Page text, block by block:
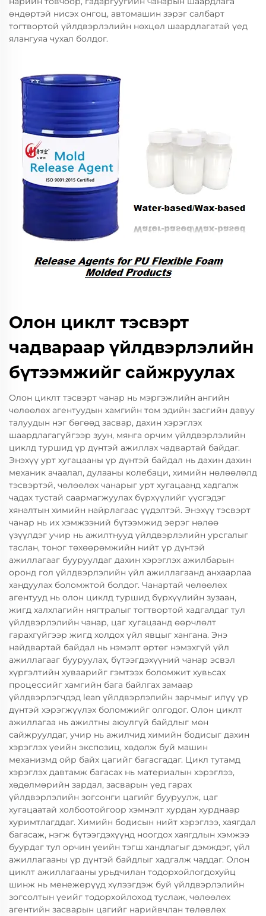
өндөртэй нисэх онгоц, автомашин зэрэг салбарт
тогтвортой үйлдвэрлэлийн нөхцөл шаардлагатай үед
ялангуяа чухал болдог.
Олон циклт тэсвэрт
чадвараар үйлдвэрлэлийн
бүтээмжийг сайжруулах
Олон циклт тэсвэрт чанар нь мэргэжлийн ангийн
чөлөөлөх агентуудын хамгийн том эдийн засгийн давуу
талуудын нэг бөгөөд засвар, дахин хэрэглэх
шаардлагагүйгээр зуун, мянга орчим үйлдвэрлэлийн
циклд туршид үр дүнтэй ажиллах чадвартай байдаг.
Энэхүү урт хугацааны үр дүнтэй байдал нь дахин дахин
механик ачаалал, дулааны колебаци, химийн нөлөөлөлд
тэсвэртэй, чөлөөлөх чанарыг урт хугацаанд хадгалж
чадах тустай саармагжуулах бүрхүүлийг үүсгэдэг
хяналтын химийн найрлагаас үүдэлтэй. Энэхүү тэсвэрт
чанар нь их хэмжээний бүтээмжид эерэг нөлөө
үзүүлдэг учир нь ажилтнууд үйлдвэрлэлийн урсгалыг
таслан, тоног төхөөрөмжийн нийт үр дүнтэй
ажиллагааг бууруулдаг дахин хэрэглэх ажилбарын
оронд гол үйлдвэрлэлийн үйл ажиллагаанд анхаарлаа
хандуулах боломжтой болдог. Чанартай чөлөөлөх
агентууд нь олон циклд туршид бүрхүүлийн зузаан,
жигд халхлагийн нягтралыг тогтвортой хадгалдаг тул
үйлдвэрлэлийн чанар, цаг хугацаанд өөрчлөлт
гарахгүйгээр жигд холдох үйл явцыг хангана. Энэ
найдвартай байдал нь нэмэлт өртөг нэмэхгүй үйл
ажиллагааг бууруулах, бүтээгдэхүүний чанар эсвэл
хүргэлтийн хуваарийг гэмтээх боломжит хувьсах
процессийг хамгийн бага байлгах замаар
үйлдвэрлэгчдэд lean үйлдвэрлэлийн зарчмыг илүү үр
дүнтэй хэрэгжүүлэх боломжийг олгодог. Олон циклт
ажиллагаа нь ажилтны аюулгүй байдлыг мөн
сайжруулдаг, учир нь ажилчид химийн бодисыг дахин
хэрэглэх үеийн экспозиц, хөдөлж буй машин
механизмд ойр байх цагийг багасгадаг. Цикл тутамд
хэрэглэх давтамж багасах нь материалын хэрэглээ,
хөдөлмөрийн зардал, засварын үед гарах
үйлдвэрлэлийн зогсонги цагийг бууруулж, цаг
хугацаатай холбоотойгоор хэмнэлт хурдан хурднаар
хуримтлагддаг. Химийн бодисын нийт хэрэглээ, хаягдал
багасаж, нэгж бүтээгдэхүүнд ноогдох хаягдлын хэмжээ
буурдаг тул орчин үеийн тэгш хандлагыг дэмждэг, үйл
ажиллагааны үр дүнтэй байдлыг хадгалж чаддаг. Олон
циклт ажиллагааны урьдчилан тодорхойлогдохуйц
шинж нь менежерүүд хүлээгдэж буй үйлдвэрлэлийн
зогсолтын үеийг тодорхойлоход туслаж, чөлөөлөх
агентийн засварын цагийг нарийвчлан төлөвлөх